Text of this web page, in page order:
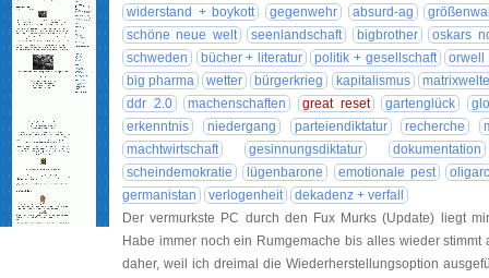
widerstand + boykott
gegenwehr absurd-ag
schöne neue welt
seenlandschaft bigbrother
oskars
schweden
bücher + literatur politik + gesellschaft
orwell
big pharma
wetter bürgerkrieg kapitalismus
ddr 2.0
machenschaften great reset gartenglück
erkenntnis
niedergang parteiendiktatur recherche
machtwirtschaft
gesinnungsdiktatur
dokumentation
scheindemokratie
lügenbarone emotionale pest
germanistan
verlogenheit
dekadenz + verfall
Der vermurkste PC durch den Fux Murks (Update) liegt
Habe immer noch ein Rumgemache bis alles wieder
daher, weil ich dreimal die Wiederherstellungsoption